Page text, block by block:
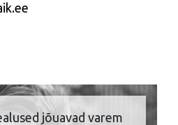
jõuavad varem